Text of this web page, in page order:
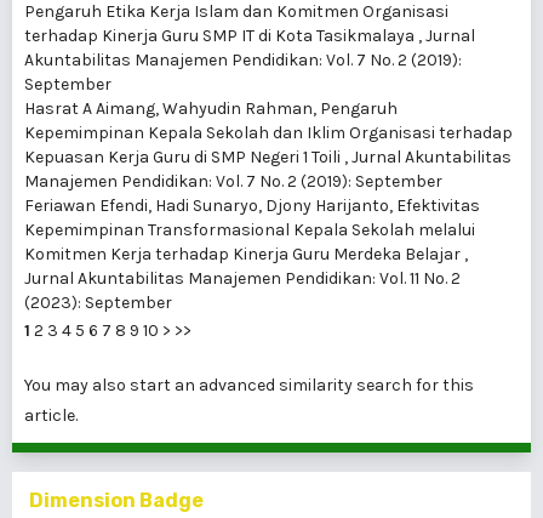
Pengaruh Etika Kerja Islam dan Komitmen Organisasi
terhadap Kinerja Guru SMP IT di Kota Tasikmalaya ,Jurnal
Akuntabilitas Manajemen Pendidikan: Vol. 7 No. 2 (2019):
September
Hasrat A Aimang, Wahyudin Rahman, Pengaruh
Kepemimpinan Kepala Sekolah dan Iklim Organisasi terhadap
Kepuasan Kerja Guru di SMP Negeri 1 Toili ,Jurnal Akuntabilitas
Manajemen Pendidikan: Vol. 7 No. 2 (2019): September
Feriawan Efendi, Hadi Sunaryo, Djony Harijanto, Efektivitas
Kepemimpinan Transformasional Kepala Sekolah melalui
Komitmen Kerja terhadap Kinerja Guru Merdeka Belajar ,
Jurnal Akuntabilitas Manajemen Pendidikan: Vol. 11 No. 2
(2023): September
1 2 3 4 5 6 7 8 9 10 > >>
You may also start an advanced similarity search for this
article.
Dimension Badge